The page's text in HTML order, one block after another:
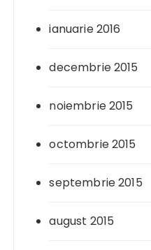
ianuarie 2016
decembrie 2015
noiembrie 2015
octombrie 2015
septembrie 2015
august 2015